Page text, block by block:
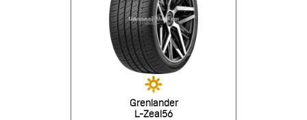
Grenlander
L-Zeal56